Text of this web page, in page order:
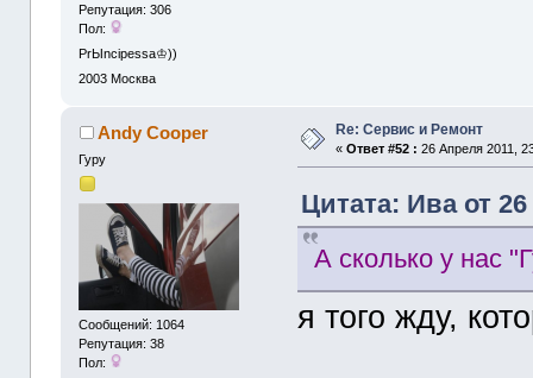
Репутация: 306
Пол:
PrЫncipessa♔))
2003 Москва
Andy Cooper
Гуру
Сообщений: 1064
Репутация: 38
Пол:
Re: Сервис и Ремонт
«Ответ #52 : 26 Апреля 2011,
Цитата: Ива от
А сколько у нас
я того жду,